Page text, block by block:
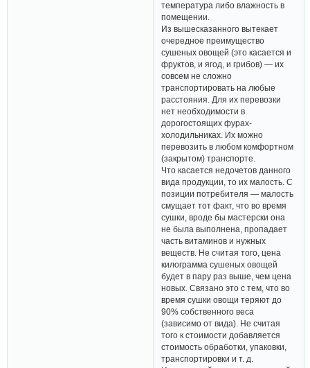
температура либо влажность в
помещении.
Из вышесказанного вытекает
очередное преимущество
сушеных овощей (это касается и
фруктов, и ягод, и грибов) — их
совсем не сложно
транспортировать на любые
расстояния. Для их перевозки
нет необходимости в
дорогостоящих фурах-
холодильниках. Их можно
перевозить в любом комфортном
(закрытом) транспорте.
Что касается недочетов данного
вида продукции, то их малость. С
позиции потребителя — малость
смущает тот факт, что во время
сушки, вроде бы мастерски она
не была выполнена, пропадает
часть витаминов и нужных
веществ. Не считая того, цена
килограмма сушеных овощей
будет в пару раз выше, чем цена
новых. Связано это с тем, что во
время сушки овощи теряют до
90% собственного веса
(зависимо от вида). Не считая
того к стоимости добавляется
стоимость обработки, упаковки,
транспортировки и т. д.